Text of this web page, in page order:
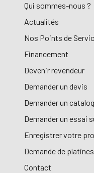
Qui sommes-nous ?
Actualités
Nos Points de
Financement
Devenir revendeur
Demander un devis
Demander un
Demander un essai
Enregistrer votre
Demande de
Contact